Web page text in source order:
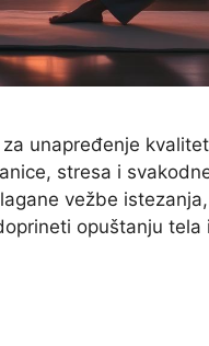
unapređenje
stresa i
vežbe
opuštanju tela